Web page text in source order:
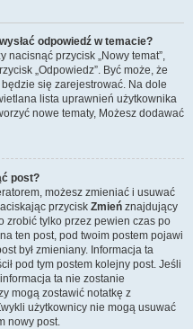
odpowiedź w temacie?
nacisnąć przycisk „Nowy temat”,
„Odpowiedz”. Być może, że
się zarejestrować. Na dole
lista uprawnień użytkownika
nowe tematy, Możesz dodawać
post?
możesz zmieniać i usuwać
przycisk Zmień znajdujący
zrobić tylko przez pewien czas po
ten post, pod twoim postem pojawi
był zmieniany. Informacja ta
pod tym postem kolejny post. Jeśli
ta nie zostanie
mogą zostawić notatkę z
użytkownicy nie mogą usuwać
nowy post.